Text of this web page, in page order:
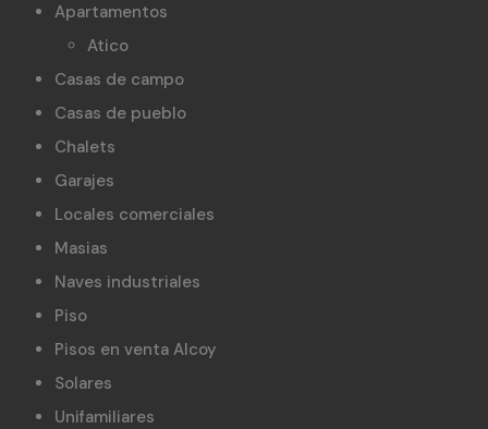
Apartamentos
Atico
Casas de campo
Casas de pueblo
Chalets
Garajes
Locales comerciales
Masias
Naves industriales
Piso
Pisos en venta Alcoy
Solares
Unifamiliares